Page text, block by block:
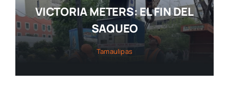
VICTORIA METERS: EL FIN DEL
SAQUEO
Tamaulipas